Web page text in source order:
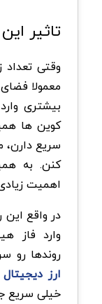
تاثیر
وقتی
معمولا
بیشتری
کوین ها
سریع
کنن. به
اهمیت
در واقع این
وارد فاز
روندها رو
ارز دیجیتال
خیلی سریع